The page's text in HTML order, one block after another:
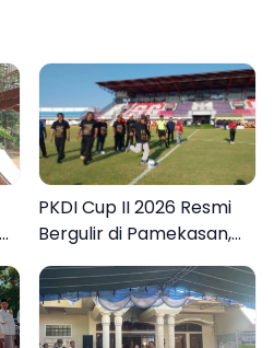
PKDI Cup II 2026 Resmi
Bergulir di Pamekasan,
Desa se-Madura Rebut
Tiket ke Tingkat Nasional